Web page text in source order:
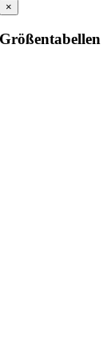
×
Größentabellen